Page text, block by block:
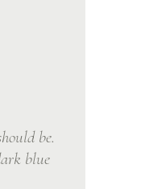
be.
blue